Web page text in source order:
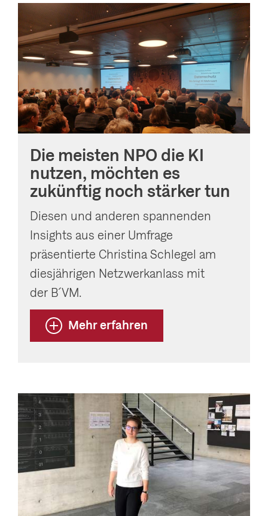
Die meisten NPO die KI
nutzen, möchten es
zukünftig noch stärker tun
Diesen und anderen spannenden
Insights aus einer Umfrage
präsentierte Christina Schlegel am
diesjährigen Netzwerkanlass mit
der B´VM.
Mehr erfahren